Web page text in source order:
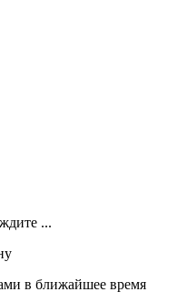
...
в ближайшее время